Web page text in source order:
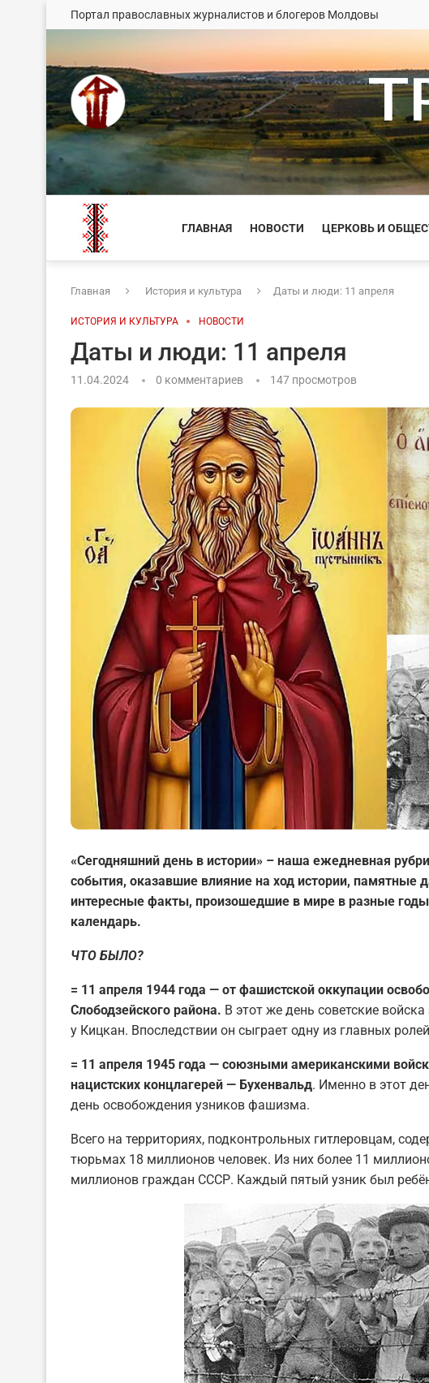
Портал православных журналистов и блогеров Молдовы
ГЛАВНАЯ НОВОСТИ ЦЕРКОВЬ И
Главная История и культура Даты и люди: 11 апреля
ИСТОРИЯ И КУЛЬТУРА НОВОСТИ
Даты и люди: 11 апреля
11.04.2024 0 комментариев 147 просмотров
«Сегодняшний день в истории» – наша ежедневная
события, оказавшие влияние на ход истории,
интересные факты, произошедшие в мире в разные
календарь.
ЧТО БЫЛО?
= 11 апреля 1944 года — от фашистской оккупации
Слободзейского района. В этот же день советские
у Кицкан. Впоследствии он сыграет одну из главных
= 11 апреля 1945 года — союзными американскими
нацистских концлагерей — Бухенвальд. Именно в этот
день освобождения узников фашизма.
Всего на территориях, подконтрольных гитлеровцам,
тюрьмах 18 миллионов человек. Из них более 11
миллионов граждан СССР. Каждый пятый узник был